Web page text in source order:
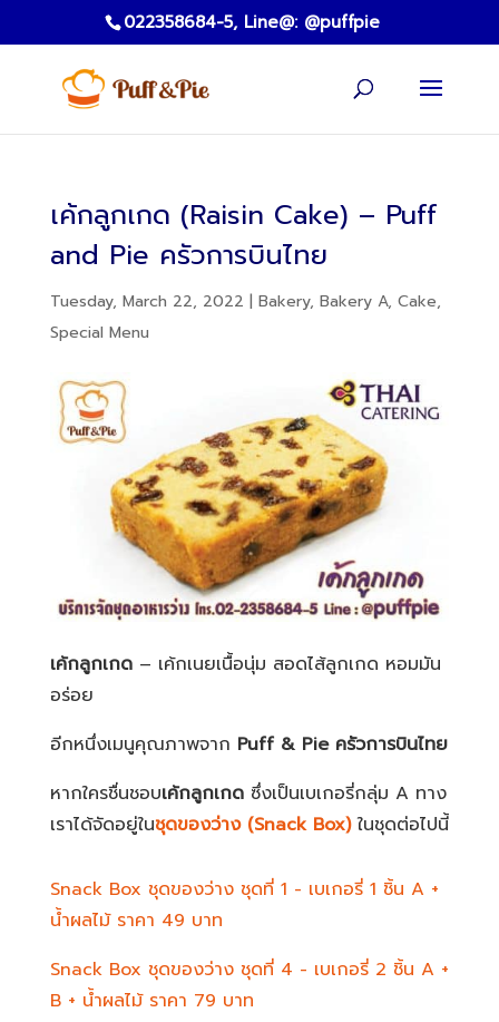
022358684-5, Line@: @puffpie
เค้กลูกเกด (Raisin Cake) – Puff
and Pie ครัวการบินไทย
Tuesday, March 22, 2022 | Bakery, Bakery A, Cake,
Special Menu
เค้กลูกเกด– เค้กเนยเนื้อนุ่ม สอดไส้ลูกเกด หอมมัน
อร่อย
อีกหนึ่งเมนูคุณภาพจาก Puff & Pie ครัวการบินไทย
หากใครชื่นชอบเค้กลูกเกดซึ่งเป็นเบเกอรี่กลุ่ม A ทาง
เราได้จัดอยู่ในชุดของว่าง (Snack Box)ในชุดต่อไปนี้
Snack Box ชุดของว่าง ชุดที่ 1 - เบเกอรี่ 1 ชิ้น A +
น้ำผลไม้ ราคา 49 บาท
Snack Box ชุดของว่าง ชุดที่ 4 - เบเกอรี่ 2 ชิ้น A +
B + น้ำผลไม้ ราคา 79 บาท